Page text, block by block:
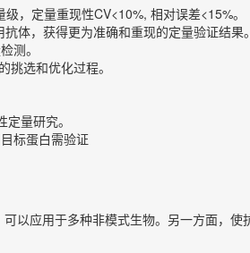
，定量重现性CV<10%, 相对误差<15%。
体，获得更为准确和重现的定量验证结果。
测。
挑选和优化过程。
量研究。
标蛋白需验证
以应用于多种非模式生物。另一方面，